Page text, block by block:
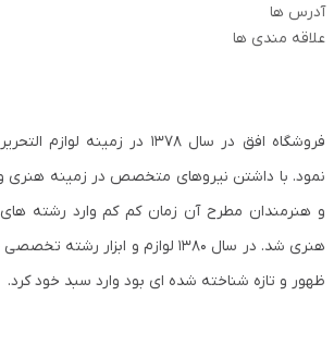
آدرس ها
علاقه مندی ها
فروشگاه افق در سال ۱۳۷۸ در
نمود. با داشتن نیروهای متخصص در زمینه هنری و
و هنرمندان مطرح آن زمان کم کم وارد رشته
هنری شد. در سال ۱۳۸۰ لوازم و ابزار
ظهور و تازه شناخته شده ای بود وارد سبد خود کرد.